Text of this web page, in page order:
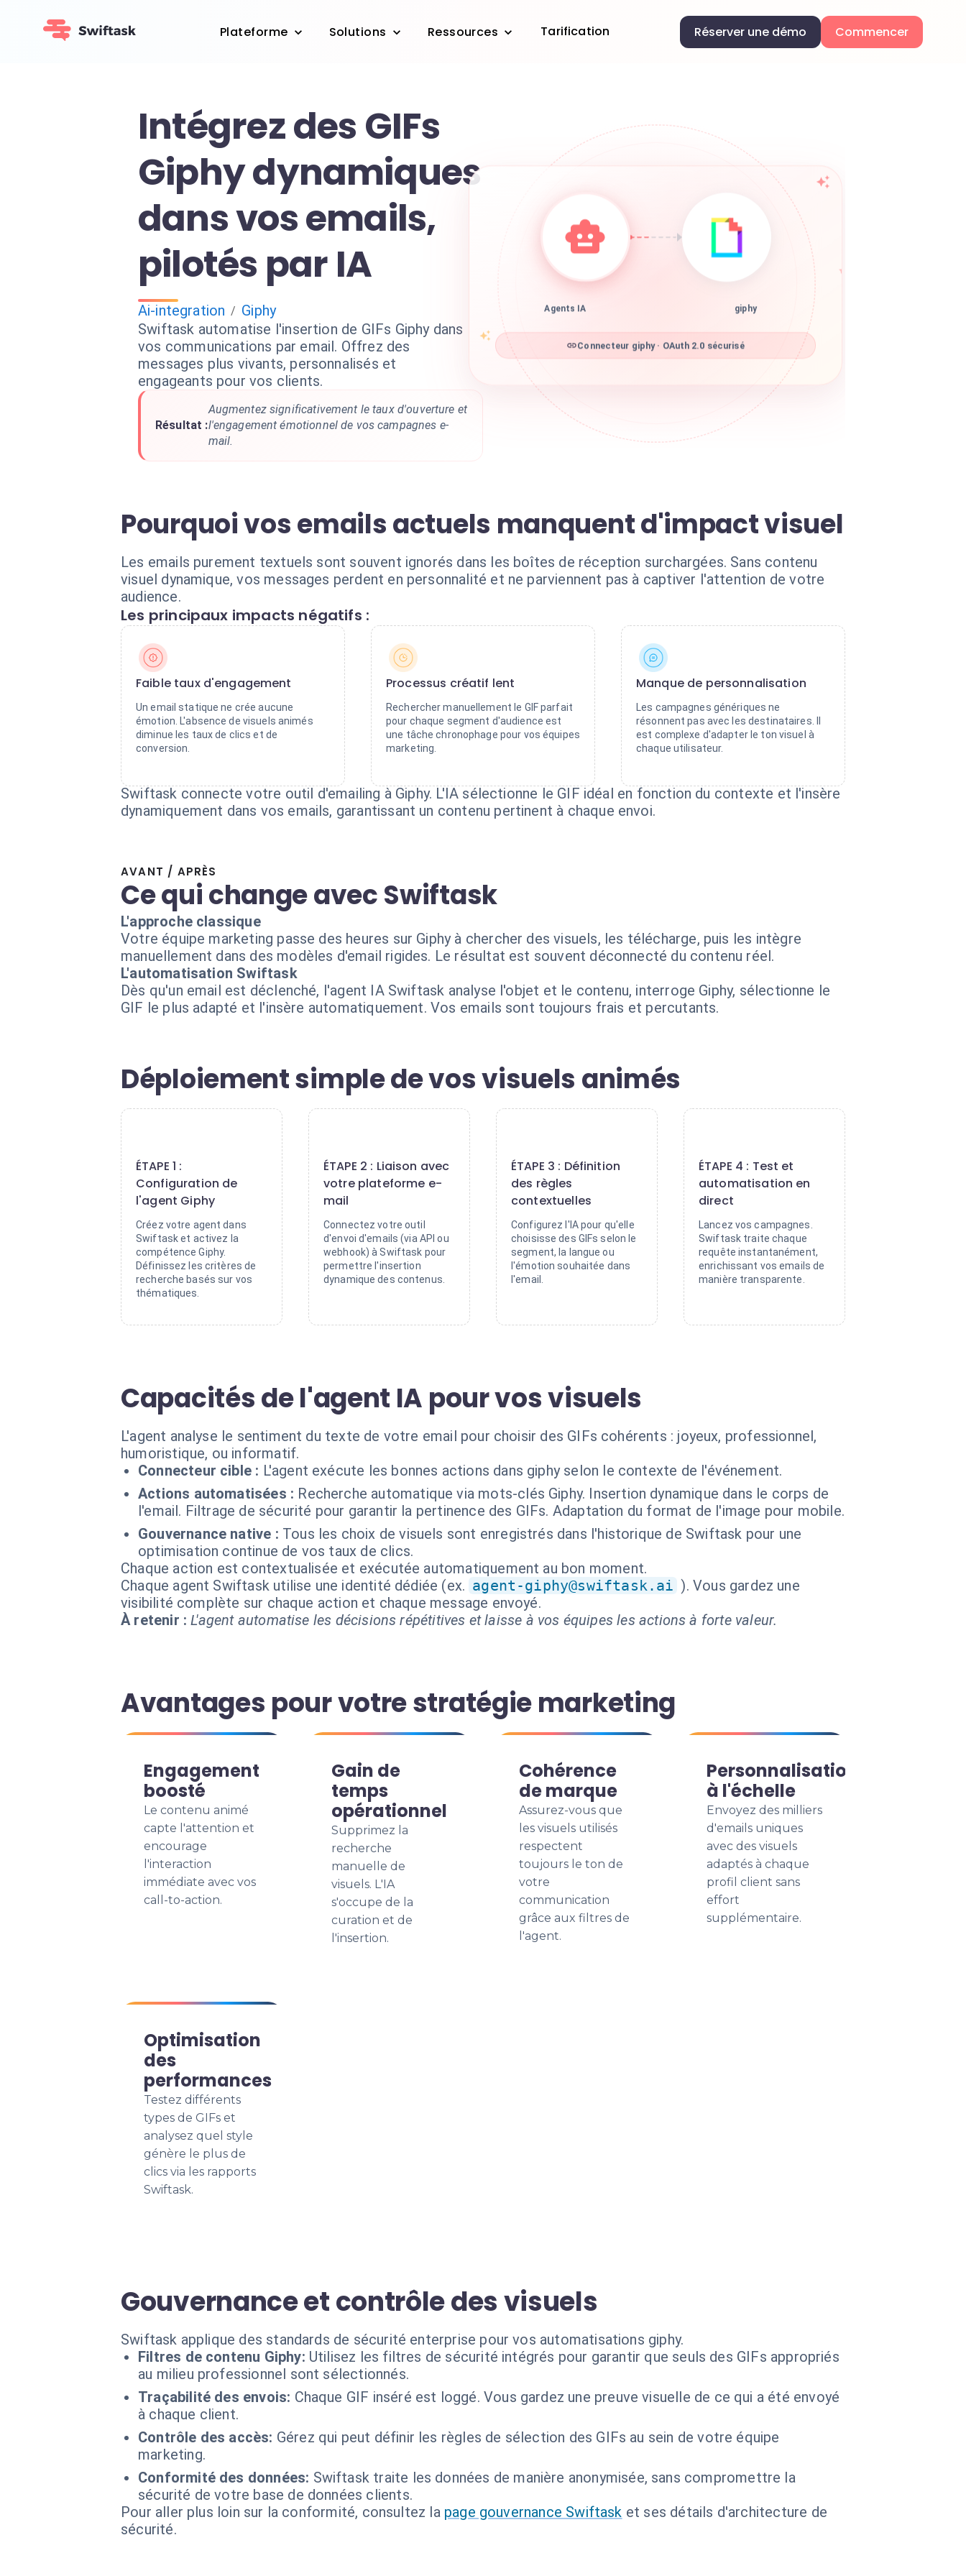
Plateforme Solutions Ressources Tarification Réserver une démo Commencer
Intégrez des GIFs
Giphy dynamiques
dans vos emails,
pilotés par IA
Ai-integration / Giphy
Swiftask automatise l'insertion de GIFs Giphy dans
vos communications par email. Offrez des
messages plus vivants, personnalisés et
engageants pour vos clients.
Résultat :
Augmentez significativement le taux d'ouverture et
l'engagement émotionnel de vos campagnes e-
mail.
Agents IA giphy
Connecteur giphy · OAuth 2.0 sécurisé
Pourquoi vos emails actuels manquent d'impact visuel
Les emails purement textuels sont souvent ignorés dans les boîtes de réception surchargées. Sans contenu
visuel dynamique, vos messages perdent en personnalité et ne parviennent pas à captiver l'attention de votre
audience.
Les principaux impacts négatifs :
Faible taux d'engagement
Un email statique ne crée aucune
émotion. L'absence de visuels animés
diminue les taux de clics et de
conversion.
Processus créatif lent
Rechercher manuellement le GIF parfait
pour chaque segment d'audience est
une tâche chronophage pour vos équipes
marketing.
Manque de personnalisation
Les campagnes génériques ne
résonnent pas avec les destinataires. Il
est complexe d'adapter le ton visuel à
chaque utilisateur.
Swiftask connecte votre outil d'emailing à Giphy. L'IA sélectionne le GIF idéal en fonction du contexte et l'insère
dynamiquement dans vos emails, garantissant un contenu pertinent à chaque envoi.
AVANT / APRÈS
Ce qui change avec Swiftask
L'approche classique
Votre équipe marketing passe des heures sur Giphy à chercher des visuels, les télécharge, puis les intègre
manuellement dans des modèles d'email rigides. Le résultat est souvent déconnecté du contenu réel.
L'automatisation Swiftask
Dès qu'un email est déclenché, l'agent IA Swiftask analyse l'objet et le contenu, interroge Giphy, sélectionne le
GIF le plus adapté et l'insère automatiquement. Vos emails sont toujours frais et percutants.
Déploiement simple de vos visuels animés
ÉTAPE 1 :
Configuration de
l'agent Giphy
Créez votre agent dans
Swiftask et activez la
compétence Giphy.
Définissez les critères de
recherche basés sur vos
thématiques.
ÉTAPE 2 : Liaison avec
votre plateforme e-
mail
Connectez votre outil
d'envoi d'emails (via API ou
webhook) à Swiftask pour
permettre l'insertion
dynamique des contenus.
ÉTAPE 3 : Définition
des règles
contextuelles
Configurez l'IA pour qu'elle
choisisse des GIFs selon le
segment, la langue ou
l'émotion souhaitée dans
l'email.
ÉTAPE 4 : Test et
automatisation en
direct
Lancez vos campagnes.
Swiftask traite chaque
requête instantanément,
enrichissant vos emails de
manière transparente.
Capacités de l'agent IA pour vos visuels
L'agent analyse le sentiment du texte de votre email pour choisir des GIFs cohérents : joyeux, professionnel,
humoristique, ou informatif.
Connecteur cible : L'agent exécute les bonnes actions dans giphy selon le contexte de l'événement.
Actions automatisées : Recherche automatique via mots-clés Giphy. Insertion dynamique dans le corps de
l'email. Filtrage de sécurité pour garantir la pertinence des GIFs. Adaptation du format de l'image pour mobile.
Gouvernance native : Tous les choix de visuels sont enregistrés dans l'historique de Swiftask pour une
optimisation continue de vos taux de clics.
Chaque action est contextualisée et exécutée automatiquement au bon moment.
Chaque agent Swiftask utilise une identité dédiée (ex. agent-giphy@swiftask.ai ). Vous gardez une
visibilité complète sur chaque action et chaque message envoyé.
À retenir : L'agent automatise les décisions répétitives et laisse à vos équipes les actions à forte valeur.
Avantages pour votre stratégie marketing
Engagement
boosté
Le contenu animé
capte l'attention et
encourage
l'interaction
immédiate avec vos
call-to-action.
Gain de
temps
opérationnel
Supprimez la
recherche
manuelle de
visuels. L'IA
s'occupe de la
curation et de
l'insertion.
Cohérence
de marque
Assurez-vous que
les visuels utilisés
respectent
toujours le ton de
votre
communication
grâce aux filtres de
l'agent.
Personnalisation
à l'échelle
Envoyez des milliers
d'emails uniques
avec des visuels
adaptés à chaque
profil client sans
effort
supplémentaire.
Optimisation
des
performances
Testez différents
types de GIFs et
analysez quel style
génère le plus de
clics via les rapports
Swiftask.
Gouvernance et contrôle des visuels
Swiftask applique des standards de sécurité enterprise pour vos automatisations giphy.
Filtres de contenu Giphy: Utilisez les filtres de sécurité intégrés pour garantir que seuls des GIFs appropriés
au milieu professionnel sont sélectionnés.
Traçabilité des envois: Chaque GIF inséré est loggé. Vous gardez une preuve visuelle de ce qui a été envoyé
à chaque client.
Contrôle des accès: Gérez qui peut définir les règles de sélection des GIFs au sein de votre équipe
marketing.
Conformité des données: Swiftask traite les données de manière anonymisée, sans compromettre la
sécurité de votre base de données clients.
Pour aller plus loin sur la conformité, consultez la page gouvernance Swiftask et ses détails d'architecture de
sécurité.